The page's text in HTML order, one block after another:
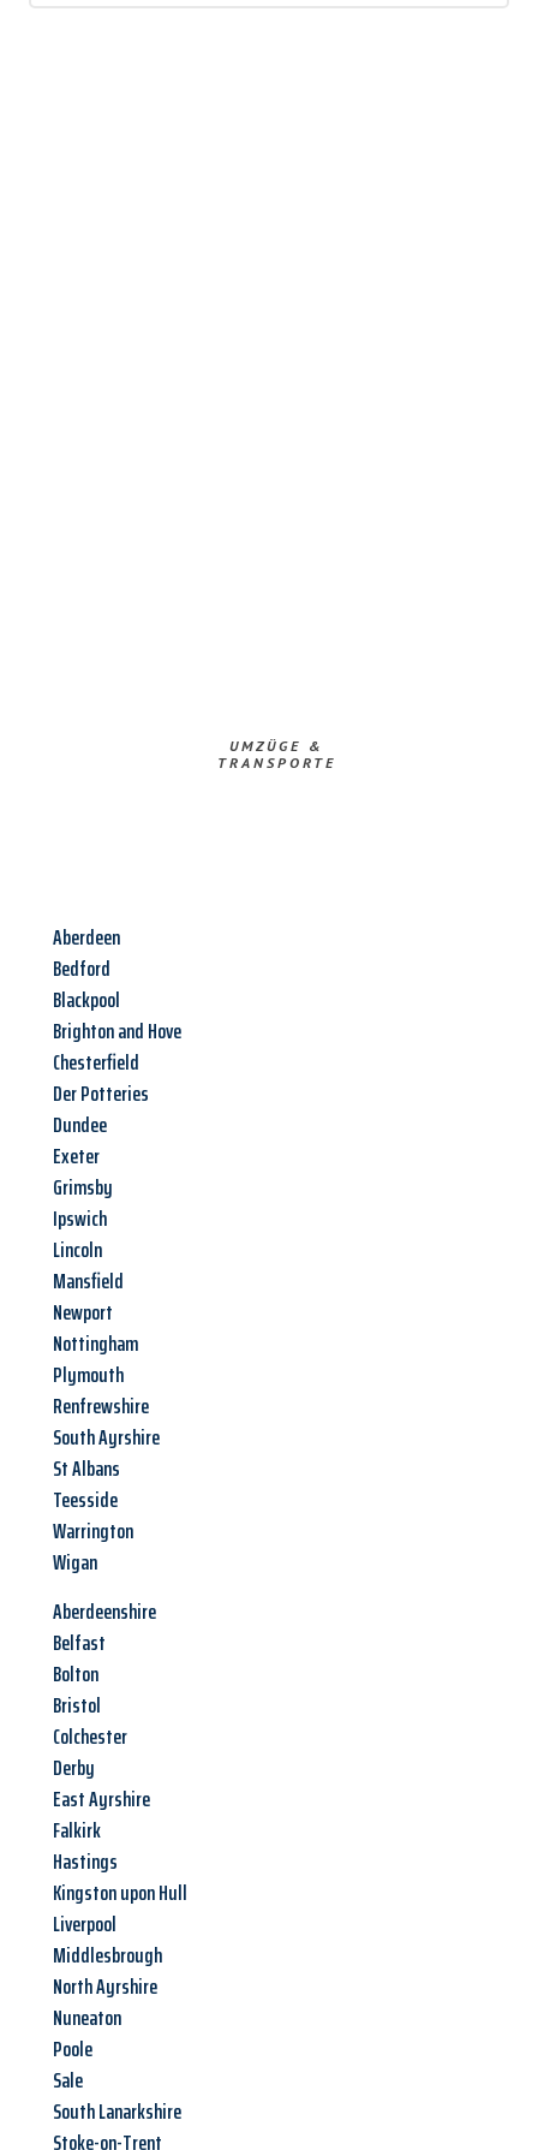
UMZÜGE &
TRANSPORTE
Aberdeen
Bedford
Blackpool
Brighton and Hove
Chesterfield
Der Potteries
Dundee
Exeter
Grimsby
Ipswich
Lincoln
Mansfield
Newport
Nottingham
Plymouth
Renfrewshire
South Ayrshire
St Albans
Teesside
Warrington
Wigan
Aberdeenshire
Belfast
Bolton
Bristol
Colchester
Derby
East Ayrshire
Falkirk
Hastings
Kingston upon Hull
Liverpool
Middlesbrough
North Ayrshire
Nuneaton
Poole
Sale
South Lanarkshire
Stoke-on-Trent